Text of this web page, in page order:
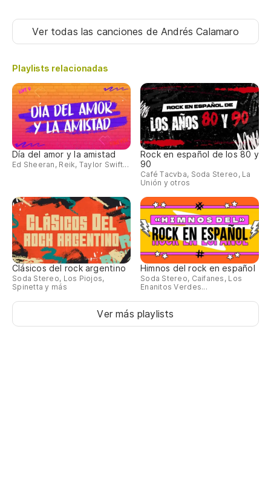
Ver todas las canciones de Andrés Calamaro
Playlists relacionadas
Día del amor y la amistad
Ed Sheeran, Reik, Taylor Swift...
Rock en español de los 80 y
90
Café Tacvba, Soda Stereo, La
Unión y otros
Clásicos del rock argentino
Soda Stereo, Los Piojos,
Spinetta y más
Himnos del rock en español
Soda Stereo, Caifanes, Los
Enanitos Verdes...
Ver más playlists